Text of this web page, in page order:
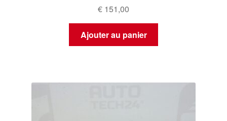
€ 151,00
Ajouter au panier